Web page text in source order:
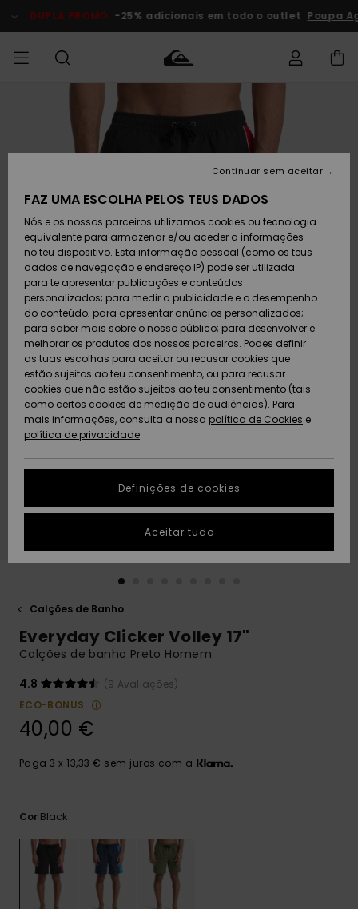
do
DUPLA PROMO -25% adicionais em todo o outlet Poupa
Roupas
Calçado e
chinelos
Surfe/água
Snow
Artigos
recém-
chegados
Coleções
MENINO
Roupas
Calçado e
chinelos
Surfe/água
Neve
Artigos
recém-
chegados
Highlights
MULHER
Shop
chegados
Highlights
Snow
SURF
Surf Shop
Homem
Crianças
Highlights
Community
SNOW
Artigos
Artigos
Criança
Snow Shop
Feminino
Highlights
Community
DUPLA
PROMO
Outlet
Homem
Criança
Outlet
Mulher
AJUDA
encomenda
Devoluções
Pagamento
Cartão
presente
Quiksilver
Freedom
Protecção de
dados
Guia de
tamanhos
conversa para
obteres a
resposta mais
conversa
respostas
para as
formulário de
SUSTAINABILITY
PRESENTE
DESEJO
Calções de Banho
Everyday Clicker Volley 17"
Calções de banho Preto Homem
4.8
(9 Avaliações)
ECO-BONUS
40,00 €
Paga 3 x 13,33 € sem juros com a
Cor Black
FAZ UMA ESCOLHA PELOS TEUS DADOS
Nós e os nossos parceiros utilizamos cookies ou tecnologia
equivalente para armazenar e/ou aceder a informações
no teu dispositivo. Esta informação pessoal (como os teus
dados de navegação e endereço IP) pode ser utilizada
para te apresentar publicações e conteúdos
personalizados; para medir a publicidade e o desempenho
do conteúdo; para apresentar anúncios personalizados;
para saber mais sobre o nosso público; para desenvolver e
melhorar os produtos dos nossos parceiros. Podes definir
as tuas escolhas para aceitar ou recusar cookies que
estão sujeitos ao teu consentimento, ou para recusar
cookies que não estão sujeitos ao teu consentimento (tais
como certos cookies de medição de audiências). Para
mais informações, consulta a nossa política de Cookies e
política de privacidade
Definições de cookies
Continuar sem aceitar
Aceitar tudo